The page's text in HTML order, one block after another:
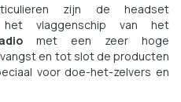
zijn de headset
vlaggenschip van het
met een zeer hoge
en tot slot de producten
voor doe-het-zelvers en